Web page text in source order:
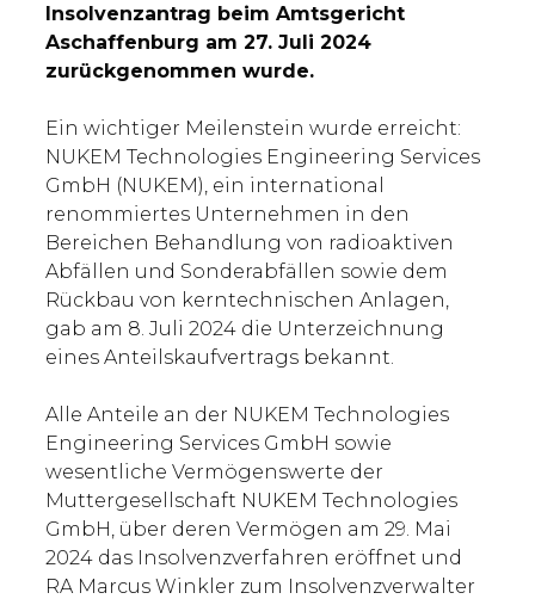
Insolvenzantrag beim Amtsgericht
Aschaffenburg am 27. Juli 2024
zurückgenommen wurde.
Ein wichtiger Meilenstein wurde erreicht:
NUKEM Technologies Engineering Services
GmbH (NUKEM), ein international
renommiertes Unternehmen in den
Bereichen Behandlung von radioaktiven
Abfällen und Sonderabfällen sowie dem
Rückbau von kerntechnischen Anlagen,
gab am 8. Juli 2024 die Unterzeichnung
eines Anteilskaufvertrags bekannt.
Alle Anteile an der NUKEM Technologies
Engineering Services GmbH sowie
wesentliche Vermögenswerte der
Muttergesellschaft NUKEM Technologies
GmbH, über deren Vermögen am 29. Mai
2024 das Insolvenzverfahren eröffnet und
RA Marcus Winkler zum Insolvenzverwalter